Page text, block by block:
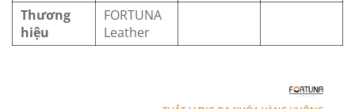
Thương
hiệu
FORTUNA
Leather